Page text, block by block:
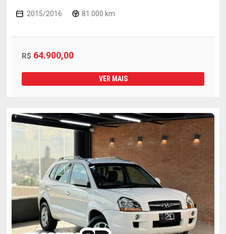
2015/2016 81.000 km
R$ 64.900,00
VER MAIS